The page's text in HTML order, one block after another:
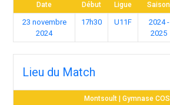
Date Début Ligue Saison
23 novembre
2024
17h30 U11F
2024 -
2025
Lieu du Match
Montsoult | Gymnase